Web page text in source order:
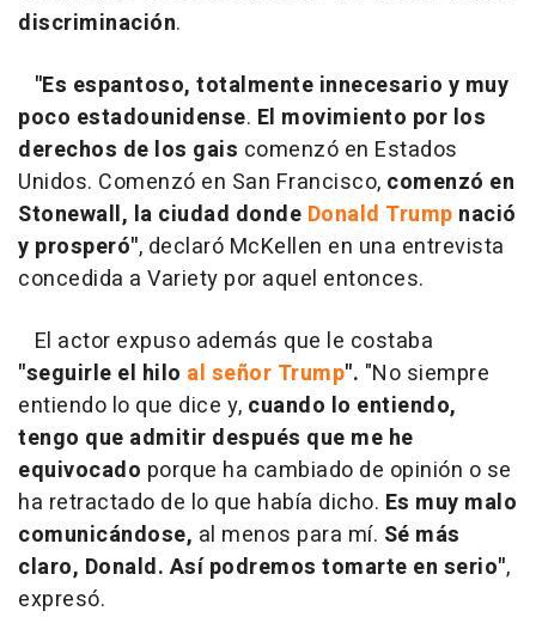
discriminación.
"Es espantoso, totalmente innecesario y muy
poco estadounidense. El movimiento por los
derechos de los gais comenzó en Estados
Unidos. Comenzó en San Francisco, comenzó en
Stonewall, la ciudad donde Donald Trump nació
y prosperó", declaró McKellen en una entrevista
concedida a Variety por aquel entonces.
El actor expuso además que le costaba
"seguirle el hilo al señor Trump". "No siempre
entiendo lo que dice y, cuando lo entiendo,
tengo que admitir después que me he
equivocado porque ha cambiado de opinión o se
ha retractado de lo que había dicho. Es muy malo
comunicándose, al menos para mí. Sé más
claro, Donald. Así podremos tomarte en serio",
expresó.